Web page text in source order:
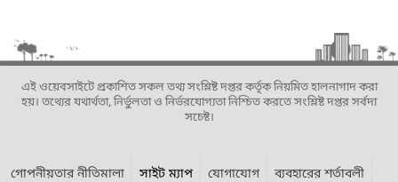
এই ওয়েবসাইটে প্রকাশিত সকল তথ্য সংশ্লিষ্ট দপ্তর কর্তৃক নিয়মিত হালনাগাদ করা
হয়। তথ্যের যথার্থতা, নির্ভুলতা ও নির্ভরযোগ্যতা নিশ্চিত করতে সংশ্লিষ্ট দপ্তর সর্বদা
সচেষ্ট।
গোপনীয়তার নীতিমালা সাইট ম্যাপ যোগাযোগ ব্যবহারের শর্তাবলী